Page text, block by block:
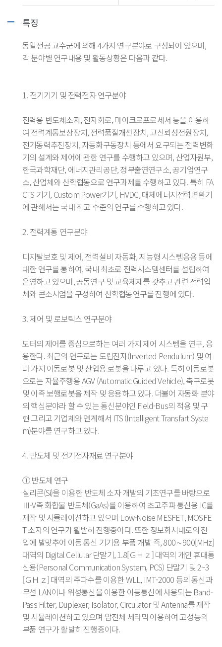
특징
동일전공 교수군에 의해 4가지 연구분야로 구성되어 있으며,
각 분야별 연구내용 및 활동상황은 다음과 같다.
1. 전기기기 및 전력전자 연구분야
전력용 반도체소자, 전자회로, 마이크로프로세서 등을 이용하
여 전력계통보상장치, 전력품질개선장치, 고신뢰성전원장치,
전기동력추진장치, 자동화구동장치 등에서 요구되는 전력변화
기의 설계와 제어에 관한 연구를 수행하고 있으며, 산업자원부,
한국과학재단, 에너지관리공단, 정부출연연구소, 공기업연구
소, 산업체와 산학협동으로 연구과제를 수행하고 있다. 특히 FA
CTS 기기, Custom Power기기, HVDC, 대체에너지전력변환기
에 관해서는 국내 최고 수준의 연구를 수행하고 있다.
2. 전력계통 연구분야
디지탈보호 및 제어, 전력설비 자동화, 지능형 시스템응용 등에
대한 연구를 통하여, 국내 최초로 전력시스템센터를 설립하여
운영하고 있으며, 공동연구 및 교육체제를 갖추고 관련 전력업
체와 콘소시엄을 구성하여 산학협동연구를 진행에 있다.
3. 제어 및 로보틱스 연구분야
모터의 제어를 중심으로하는 여러 가지 제어 시스템을 연구, 응
용한다. 최근의 연구로는 도립진자(Inverted Pendulum) 및 여
러 가지 이동로봇 및 산업용 로봇을 다루고 있다. 특히 이동로봇
으로는 자율주행용 AGV (Automatic Guided Vehicle), 축구로봇
및 이족 보행로봇을 제작 및 응용하고 있다. 더불어 자동화 분야
의 핵심분야라 할 수 있는 통신분야인 Field-Bus의 적용 및 구
현 그리고 기업체와 연계해서 ITS (Intelligent Transfart Syste
m)분야를 연구하고 있다.
4. 반도체 및 전기전자재료 연구분야
① 반도체 연구
실리콘(Si)을 이용한 반도체 소자 개발의 기초연구를 바탕으로
Ⅲ-V족 화합물 반도체(GaAs)를 이용하여 초고주파 통신용 IC를
제작 및 시뮬레이션하고 있으며 Low-Noise MESFET, MOSFE
T 소자의 연구가 활발히 진행중이다. 또한 정보화시대로의 진
입에 발맞추어 이동 통신 기기용 부품 개발 즉, 800∼900[MHz]
대역의 Digital Cellular 단말기, 1.8[ＧＨｚ] 대역의 개인 휴대통
신용(Personal Communication System, PCS) 단말기 및 2~3
[ＧＨｚ] 대역의 주파수를 이용한 WLL, IMT-2000 등의 통신과
무선 LAN이나 위성통신을 이용한 이동통신에 사용되는 Band-
Pass Filter, Duplexer, Isolator, Circulator 및 Antenna를 제작
및 시뮬레이션하고 있으며 압전체 세라믹 이용하여 고성능의
부품 연구가 활발히 진행중이다.